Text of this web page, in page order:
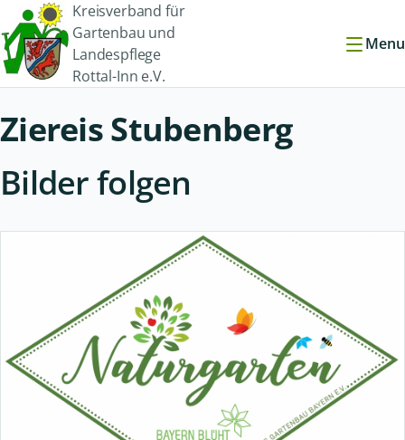
Kreisverband für
Gartenbau und
Landespflege
Rottal-Inn e.V.
Menu
Ziereis Stubenberg
Bilder folgen